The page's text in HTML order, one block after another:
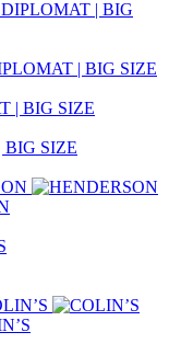
| BIG SIZE
BIG SIZE